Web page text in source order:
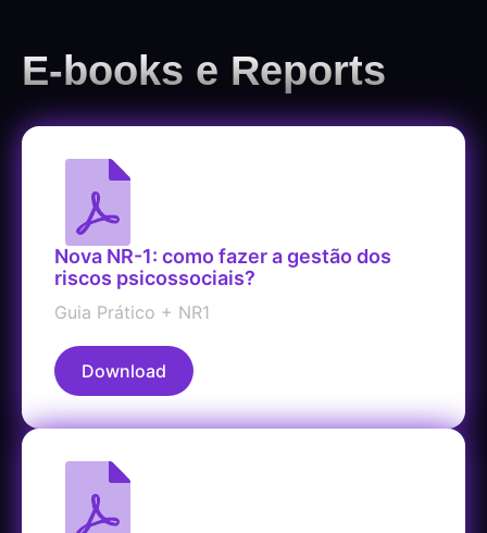
E-books e Reports
Nova NR-1: como fazer a gestão dos
riscos psicossociais?
Guia Prático + NR1
Download